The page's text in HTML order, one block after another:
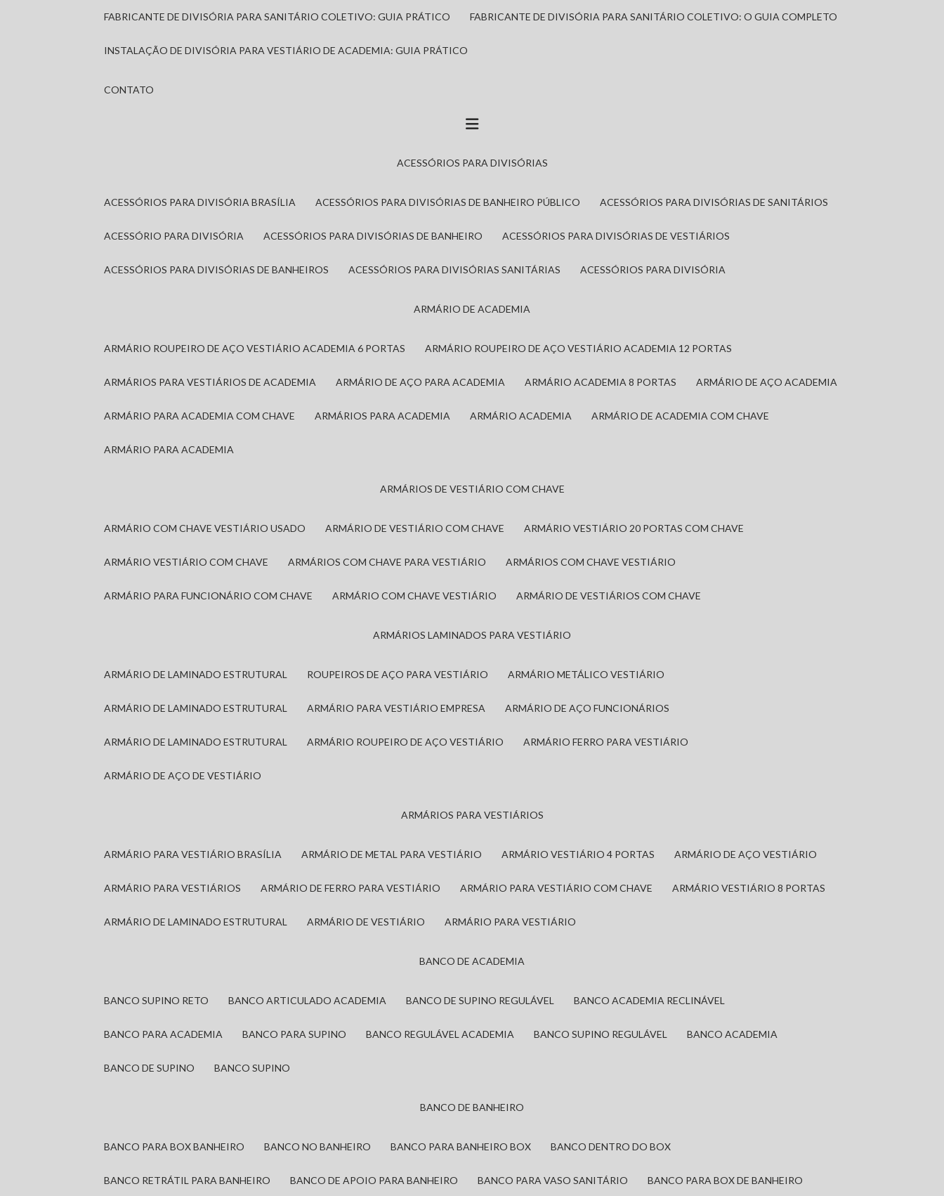
FABRICANTE DE DIVISÓRIA PARA SANITÁRIO COLETIVO: GUIA PRÁTICO FABRICANTE DE DIVISÓRIA PARA SANITÁRIO COLETIVO: O GUIA COMPLETO
INSTALAÇÃO DE DIVISÓRIA PARA VESTIÁRIO DE ACADEMIA: GUIA PRÁTICO
CONTATO
ACESSÓRIOS PARA DIVISÓRIAS
ACESSÓRIOS PARA DIVISÓRIA BRASÍLIA ACESSÓRIOS PARA DIVISÓRIAS DE BANHEIRO PÚBLICO ACESSÓRIOS PARA DIVISÓRIAS DE SANITÁRIOS
ACESSÓRIO PARA DIVISÓRIA ACESSÓRIOS PARA DIVISÓRIAS DE BANHEIRO ACESSÓRIOS PARA DIVISÓRIAS DE VESTIÁRIOS
ACESSÓRIOS PARA DIVISÓRIAS DE BANHEIROS ACESSÓRIOS PARA DIVISÓRIAS SANITÁRIAS ACESSÓRIOS PARA DIVISÓRIA
ARMÁRIO DE ACADEMIA
ARMÁRIO ROUPEIRO DE AÇO VESTIÁRIO ACADEMIA 6 PORTAS ARMÁRIO ROUPEIRO DE AÇO VESTIÁRIO ACADEMIA 12 PORTAS
ARMÁRIOS PARA VESTIÁRIOS DE ACADEMIA ARMÁRIO DE AÇO PARA ACADEMIA ARMÁRIO ACADEMIA 8 PORTAS ARMÁRIO DE AÇO ACADEMIA
ARMÁRIO PARA ACADEMIA COM CHAVE ARMÁRIOS PARA ACADEMIA ARMÁRIO ACADEMIA ARMÁRIO DE ACADEMIA COM CHAVE
ARMÁRIO PARA ACADEMIA
ARMÁRIOS DE VESTIÁRIO COM CHAVE
ARMÁRIO COM CHAVE VESTIÁRIO USADO ARMÁRIO DE VESTIÁRIO COM CHAVE ARMÁRIO VESTIÁRIO 20 PORTAS COM CHAVE
ARMÁRIO VESTIÁRIO COM CHAVE ARMÁRIOS COM CHAVE PARA VESTIÁRIO ARMÁRIOS COM CHAVE VESTIÁRIO
ARMÁRIO PARA FUNCIONÁRIO COM CHAVE ARMÁRIO COM CHAVE VESTIÁRIO ARMÁRIO DE VESTIÁRIOS COM CHAVE
ARMÁRIOS LAMINADOS PARA VESTIÁRIO
ARMÁRIO DE LAMINADO ESTRUTURAL ROUPEIROS DE AÇO PARA VESTIÁRIO ARMÁRIO METÁLICO VESTIÁRIO
ARMÁRIO DE LAMINADO ESTRUTURAL ARMÁRIO PARA VESTIÁRIO EMPRESA ARMÁRIO DE AÇO FUNCIONÁRIOS
ARMÁRIO DE LAMINADO ESTRUTURAL ARMÁRIO ROUPEIRO DE AÇO VESTIÁRIO ARMÁRIO FERRO PARA VESTIÁRIO
ARMÁRIO DE AÇO DE VESTIÁRIO
ARMÁRIOS PARA VESTIÁRIOS
ARMÁRIO PARA VESTIÁRIO BRASÍLIA ARMÁRIO DE METAL PARA VESTIÁRIO ARMÁRIO VESTIÁRIO 4 PORTAS ARMÁRIO DE AÇO VESTIÁRIO
ARMÁRIO PARA VESTIÁRIOS ARMÁRIO DE FERRO PARA VESTIÁRIO ARMÁRIO PARA VESTIÁRIO COM CHAVE ARMÁRIO VESTIÁRIO 8 PORTAS
ARMÁRIO DE LAMINADO ESTRUTURAL ARMÁRIO DE VESTIÁRIO ARMÁRIO PARA VESTIÁRIO
BANCO DE ACADEMIA
BANCO SUPINO RETO BANCO ARTICULADO ACADEMIA BANCO DE SUPINO REGULÁVEL BANCO ACADEMIA RECLINÁVEL
BANCO PARA ACADEMIA BANCO PARA SUPINO BANCO REGULÁVEL ACADEMIA BANCO SUPINO REGULÁVEL BANCO ACADEMIA
BANCO DE SUPINO BANCO SUPINO
BANCO DE BANHEIRO
BANCO PARA BOX BANHEIRO BANCO NO BANHEIRO BANCO PARA BANHEIRO BOX BANCO DENTRO DO BOX
BANCO RETRÁTIL PARA BANHEIRO BANCO DE APOIO PARA BANHEIRO BANCO PARA VASO SANITÁRIO BANCO PARA BOX DE BANHEIRO